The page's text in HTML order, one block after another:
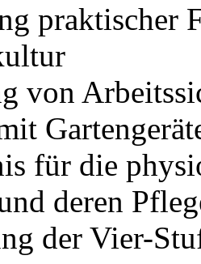
praktischer
von
für die
deren
der Vier-